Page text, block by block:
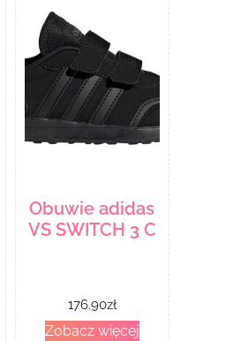
został z
materiałów
wolnych od
BPA/BPF/BPS
Obuwie adidas
VS SWITCH 3 C
176.90zł
Zobacz więcej